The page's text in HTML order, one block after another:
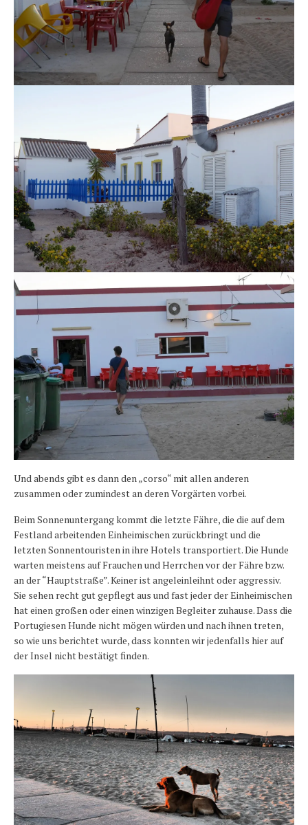
Und abends gibt es dann den „corso“ mit allen anderen
zusammen oder zumindest an deren Vorgärten vorbei.
Beim Sonnenuntergang kommt die letzte Fähre, die die auf dem
Festland arbeitenden Einheimischen zurückbringt und die
letzten Sonnentouristen in ihre Hotels transportiert. Die Hunde
warten meistens auf Frauchen und Herrchen vor der Fähre bzw.
an der “Hauptstraße”. Keiner ist angeleinleihnt oder aggressiv.
Sie sehen recht gut gepflegt aus und fast jeder der Einheimischen
hat einen großen oder einen winzigen Begleiter zuhause. Dass die
Portugiesen Hunde nicht mögen würden und nach ihnen treten,
so wie uns berichtet wurde, dass konnten wir jedenfalls hier auf
der Insel nicht bestätigt finden.